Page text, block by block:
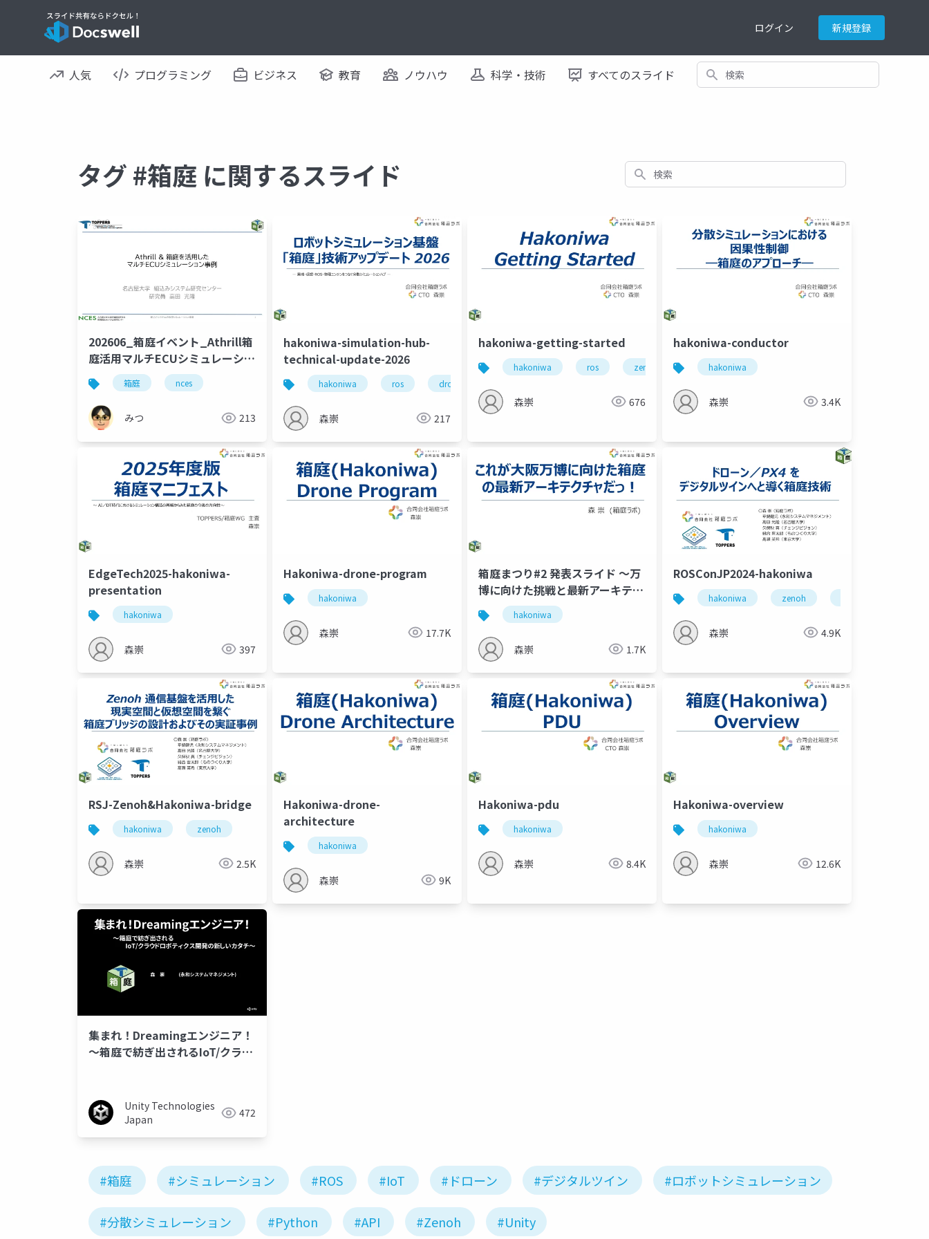
ログイン 新規登録
人気 プログラミング ビジネス 教育 ノウハウ 科学・技術 すべてのスライド 検索
タグ #箱庭 に関するスライド 検索
202606_箱庭イベント_Athrill箱
庭活用マルチECUシミュレーショ
ン事例箱庭 nces
みつ 213
hakoniwa-simulation-hub-
technical-update-2026
hakoniwa ros drone
森崇 217
hakoniwa-getting-started
hakoniwa ros zenoh ゲームエンジン
森崇 676
hakoniwa-conductor
hakoniwa
森崇 3.4K
EdgeTech2025-hakoniwa-
presentation
hakoniwa
森崇 397
Hakoniwa-drone-program
hakoniwa
森崇 17.7K
箱庭まつり#2 発表スライド 〜万
博に向けた挑戦と最新アーキテク
チャ〜hakoniwa
森崇 1.7K
ROSConJP2024-hakoniwa
hakoniwa zenoh
森崇 4.9K
RSJ-Zenoh&Hakoniwa-bridge
hakoniwa zenoh
森崇 2.5K
Hakoniwa-drone-
architecture
hakoniwa
森崇 9K
Hakoniwa-pdu
hakoniwa
森崇 8.4K
Hakoniwa-overview
hakoniwa
森崇 12.6K
集まれ！Dreamingエンジニア！
〜箱庭で紡ぎ出されるIoT/クラウ
Unity Technologies
Japan
472
#箱庭 #シミュレーション #ROS #IoT #ドローン #デジタルツイン #ロボットシミュレーション
#分散シミュレーション #Python #API #Zenoh #Unity